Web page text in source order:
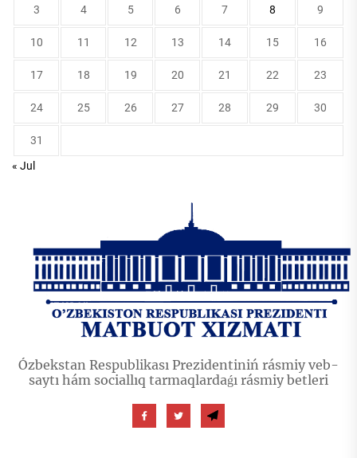
3 4 5 6 7 8 9
10 11 12 13 14 15 16
17 18 19 20 21 22 23
24 25 26 27 28 29 30
31
« Jul
Ózbekstan Respublikası Prezidentiniń rásmiy veb-
saytı hám sociallıq tarmaqlardaǵı rásmiy betleri